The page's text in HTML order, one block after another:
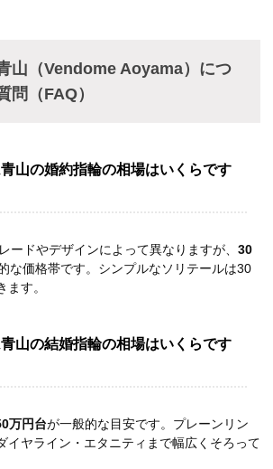
山（Vendome Aoyama）につ
問（FAQ）
山の婚約指輪の相場はいくらです
ードやデザインによって異なりますが、 30
な価格帯です。シンプルなソリテールは30
す。
山の結婚指輪の相場はいくらです
万円台が一般的な目安です。プレーンリン
イヤライン・エタニティまで幅広くそろって